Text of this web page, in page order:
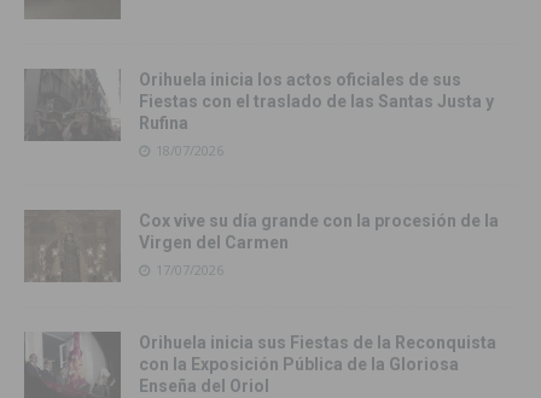
Orihuela inicia los actos oficiales de sus
Fiestas con el traslado de las Santas Justa y
Rufina
18/07/2026
Cox vive su día grande con la procesión de la
Virgen del Carmen
17/07/2026
Orihuela inicia sus Fiestas de la Reconquista
con la Exposición Pública de la Gloriosa
Enseña del Oriol